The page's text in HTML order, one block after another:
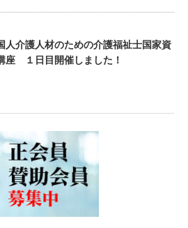
人介護人材のための介護福祉士国家資
座 １日目開催しました！